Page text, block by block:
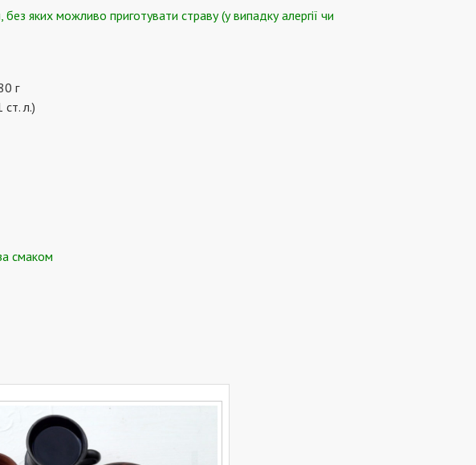
яких можливо приготувати страву (у випадку алергії чи
г
л.)
смаком